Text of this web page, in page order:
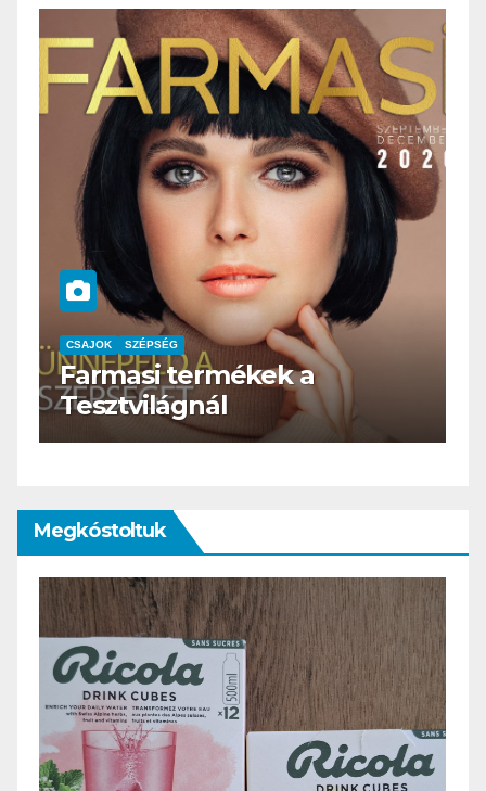
CSAJOK SZÉPSÉG
HERBioticum
Megkóstoltuk